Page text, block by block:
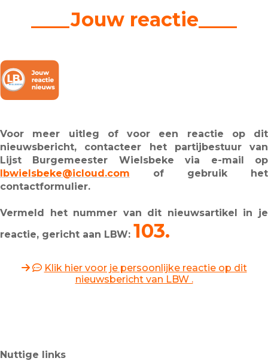
____Jouw reactie____
Voor meer uitleg of voor een reactie op dit
nieuwsbericht, contacteer het partijbestuur van
Lijst Burgemeester Wielsbeke via e-mail op
lbwielsbeke@icloud.com
of gebruik het
contactformulier.
Vermeld het nummer van dit nieuwsartikel in je
reactie, gericht aan LBW: 103.
Klik hier voor je persoonlijke reactie op dit
nieuwsbericht van LBW .
Nuttige links